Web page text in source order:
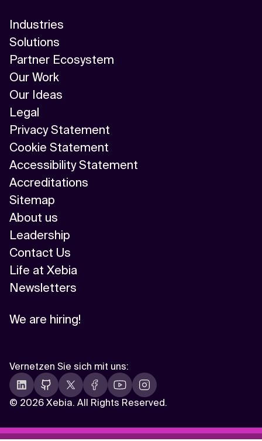
Industries
Solutions
Partner Ecosystem
Our Work
Our Ideas
Legal
Privacy Statement
Cookie Statement
Accessibility Statement
Accreditations
Sitemap
About us
Leadership
Contact Us
Life at Xebia
Newsletters
We are hiring!
© 2026 Xebia. All Rights Reserved.
Vernetzen Sie sich mit uns: